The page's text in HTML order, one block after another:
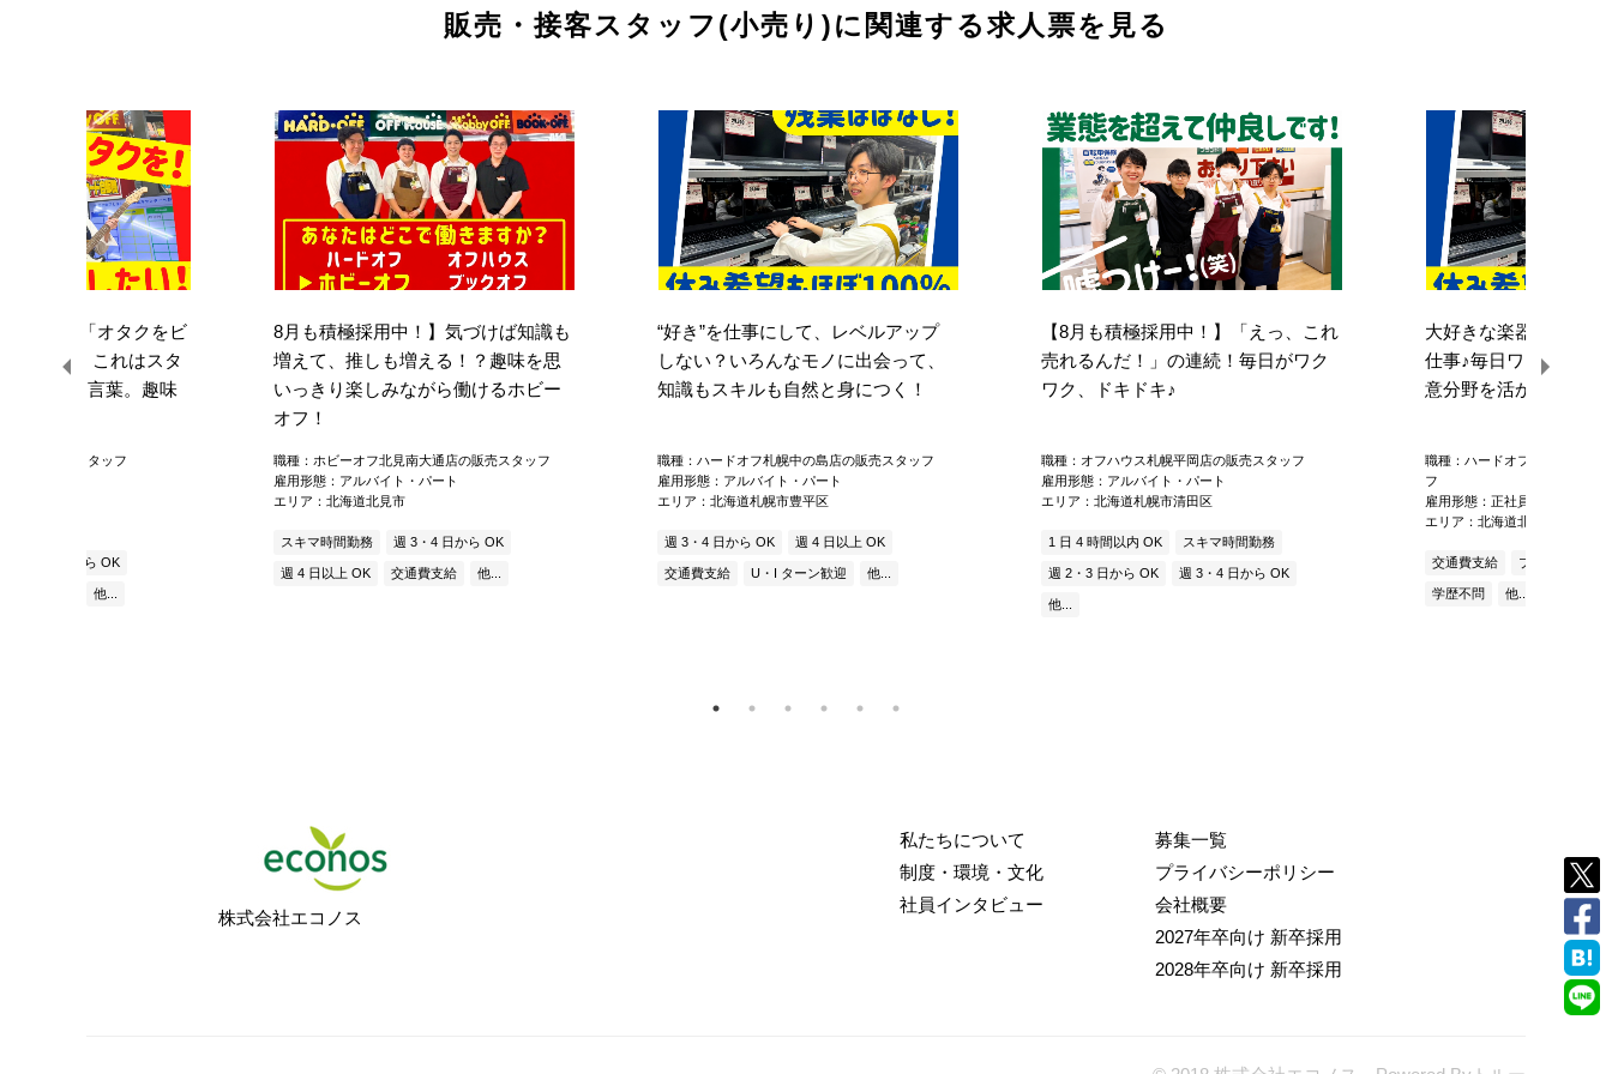
販売・接客スタッフ(小売り)に関連する求人票を見る
用中！】「オタクをビ
たい！」 これはスタ
げている言葉。趣味
更店の販売スタッフ
週 3・4 日から OK
他...
8月も積極採用中！】気づけば知識も
増えて、推しも増える！？趣味を思
いっきり楽しみながら働けるホビー
オフ！
職種：ホビーオフ北見南大通店の販売スタッフ
雇用形態：アルバイト・パート
エリア：北海道北見市
スキマ時間勤務 週 3・4 日から OK
週 4 日以上 OK 交通費支給 他...
“好き”を仕事にして、レベルアップ
しない？いろんなモノに出会って、
知識もスキルも自然と身につく！
職種：ハードオフ札幌中の島店の販売スタッフ
雇用形態：アルバイト・パート
エリア：北海道札幌市豊平区
週 3・4 日から OK 週 4 日以上 OK
交通費支給 U・I ターン歓迎 他...
【8月も積極採用中！】「えっ、これ
売れるんだ！」の連続！毎日がワク
ワク、ドキドキ♪
職種：オフハウス札幌平岡店の販売スタッフ
雇用形態：アルバイト・パート
エリア：北海道札幌市清田区
1 日 4 時間以内 OK スキマ時間勤務
週 2・3 日から OK 週 3・4 日から OK
他...
大好きな楽器・ゲーム
仕事♪毎日ワクワクが
意分野を活かして活躍
職種：ハードオフ北見南大通
フ
雇用形態：正社員
エリア：北海道北見市
交通費支給 ブランク OK
学歴不問 他...
私たちについて
制度・環境・文化
社員インタビュー
募集一覧
プライバシーポリシー
会社概要
2027年卒向け 新卒採用
2028年卒向け 新卒採用
株式会社エコノス